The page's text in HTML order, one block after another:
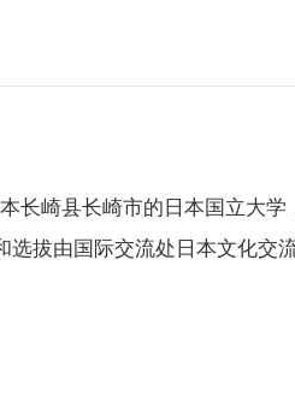
长崎县长崎市的 日本国立大学
拔由国际交流处日本文化交流